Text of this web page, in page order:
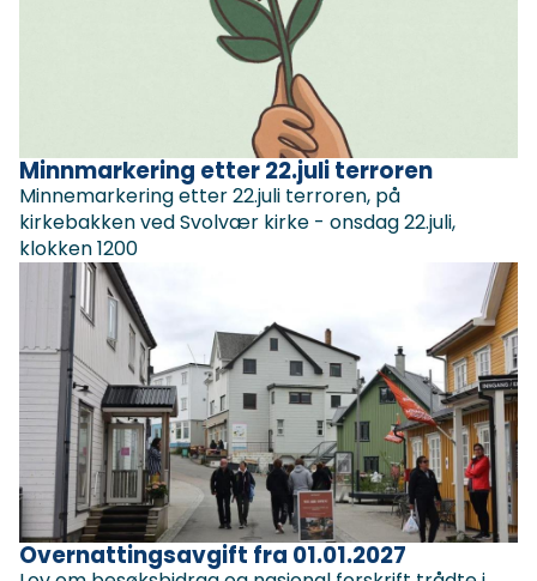
Minnmarkering etter 22.juli terroren
Minnemarkering etter 22.juli terroren, på
kirkebakken ved Svolvær kirke - onsdag 22.juli,
klokken 1200
Overnattingsavgift fra 01.01.2027